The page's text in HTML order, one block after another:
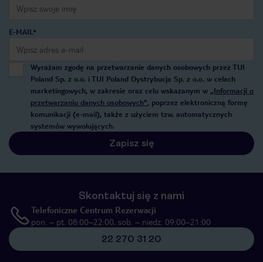
E-MAIL*
Wyrażam zgodę na przetwarzanie danych osobowych przez TUI
Poland Sp. z o.o. i TUI Poland Dystrybucja Sp. z o.o. w celach
marketingowych, w zakresie oraz celu wskazanym w „Informacji o
przetwarzaniu danych osobowych”, poprzez elektroniczną formę
komunikacji (e-mail), także z użyciem tzw. automatycznych
systemów wywołujących.
Zapisz się
Skontaktuj się z nami
Telefoniczne Centrum Rezerwacji
pon. – pt. 08:00–22:00, sob. – niedz. 09:00–21:00
22 270 31 20